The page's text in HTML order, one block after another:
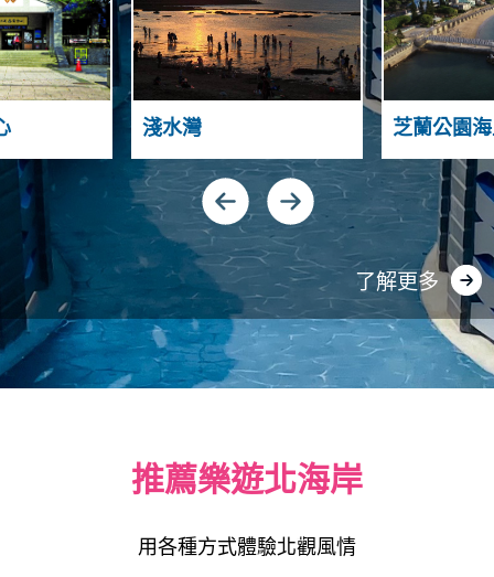
N
O R T H
CO
A
S
T
N
G
U
Y
S
A
淺水灣 芝蘭公園
了解更多
推薦樂遊北海岸
用各種方式體驗北觀風情